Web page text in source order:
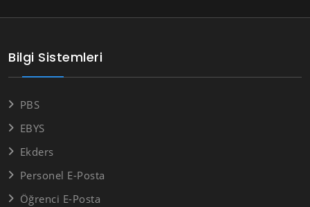
Bilgi Sistemleri
PBS
EBYS
Ekders
Personel E-Posta
Öğrenci E-Posta